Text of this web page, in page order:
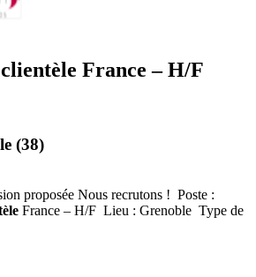
France – H/F
(38)
proposée Nous recrutons ! Poste :
France – H/F Lieu : Grenoble Type de